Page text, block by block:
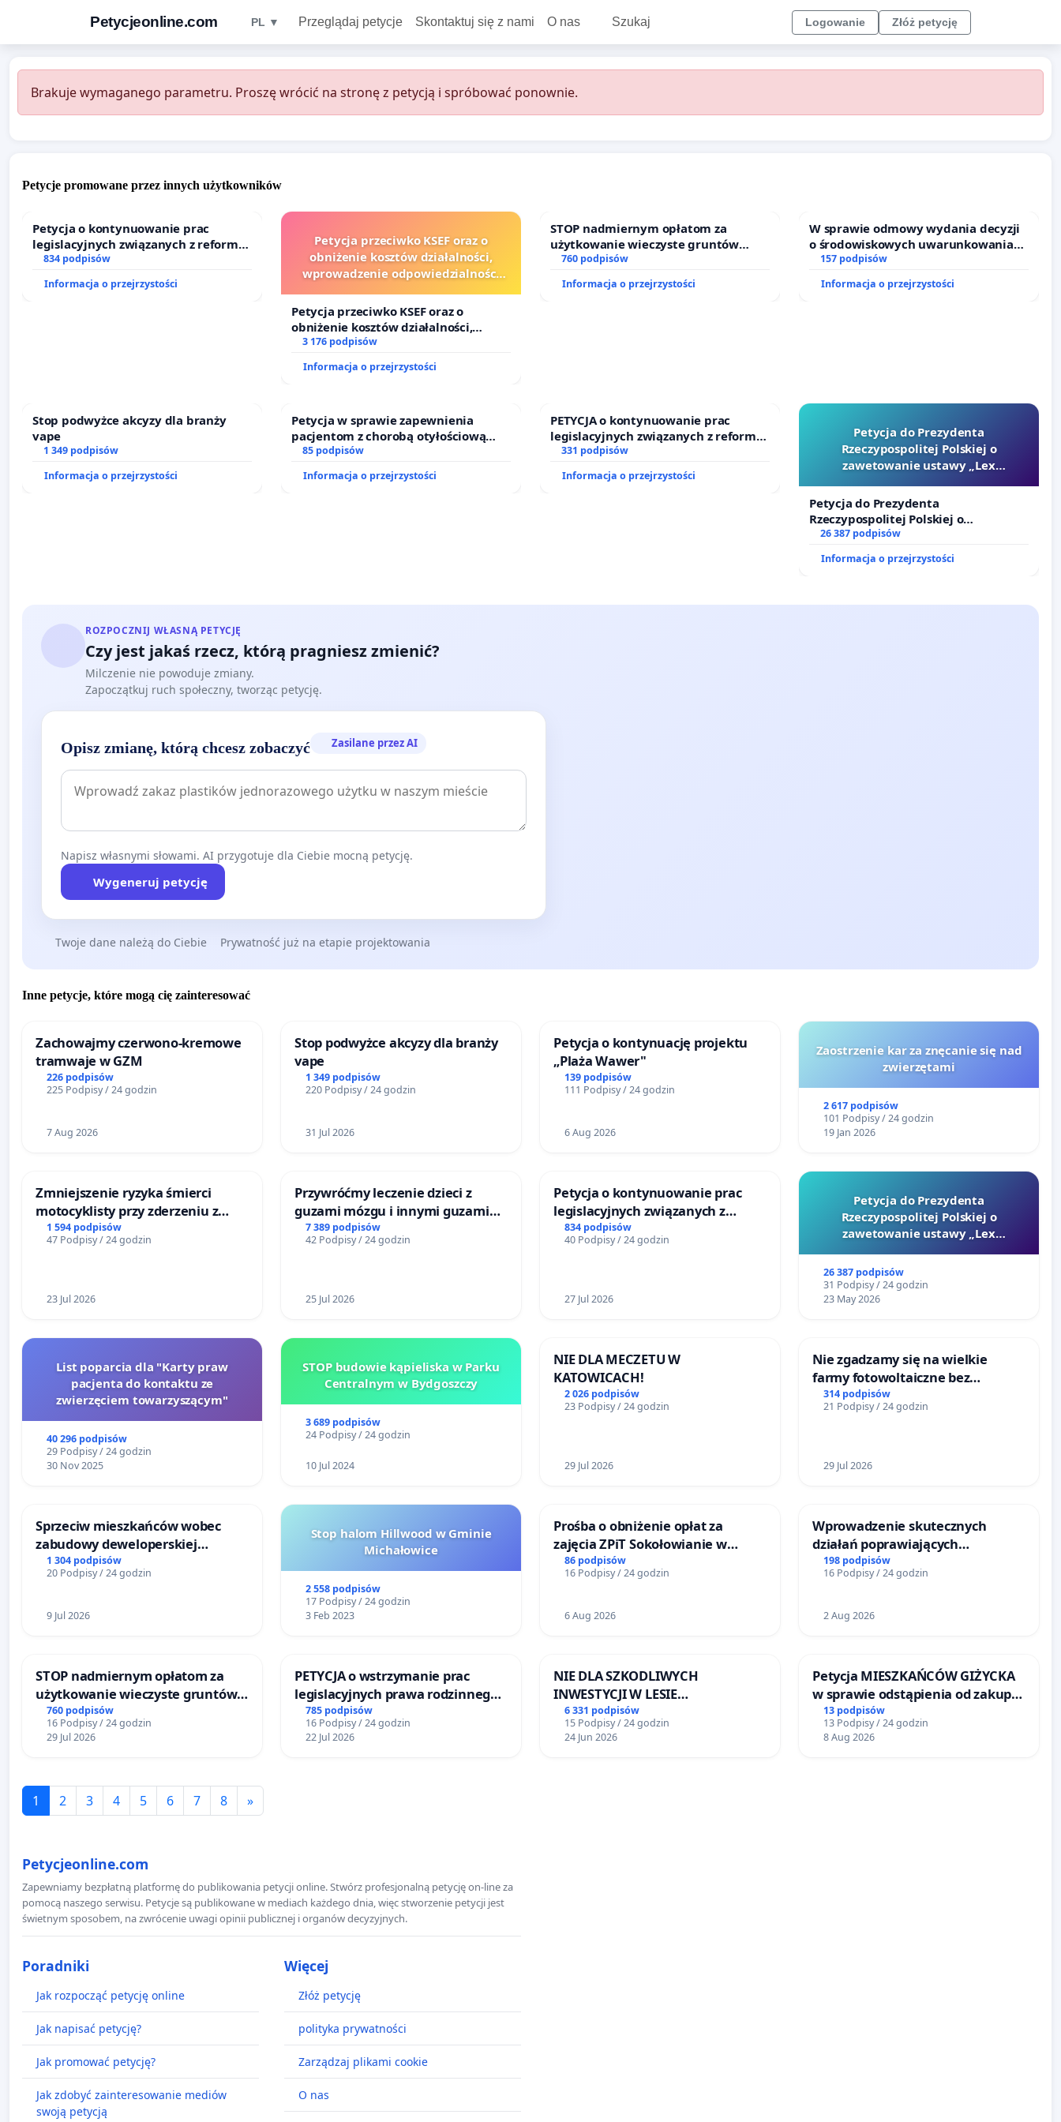
Petycjeonline.com PL ▼ Przeglądaj petycje Skontaktuj się z nami O nas Szukaj Logowanie Złóż petycję
Brakuje wymaganego parametru. Proszę wrócić na stronę z petycją i spróbować ponownie.
Petycje promowane przez innych użytkowników
Petycja o kontynuowanie prac
legislacyjnych związanych z reformą
prawa rodzinnego
834 podpisów
Informacja o przejrzystości
Petycja przeciwko KSEF oraz o
obniżenie kosztów działalności,
wprowadzenie odpowiedzialności
sędziów
Petycja przeciwko KSEF oraz o
obniżenie kosztów działalności,
wprowadzenie odpowiedzialności
finansowej kluczowych urzędników i
sędziów
3 176 podpisów
Informacja o przejrzystości
STOP nadmiernym opłatom za
użytkowanie wieczyste gruntów
zajmowanych przez rodzinne ogrody
działkowe.
760 podpisów
Informacja o przejrzystości
W sprawie odmowy wydania decyzji
o środowiskowych uwarunkowaniach
dla budowy zakładu wytwarzania
biometanu „Krynki” w Ostrowiu
Południowym oraz ochrony
157 podpisów
Informacja o przejrzystości
Stop podwyżce akcyzy dla branży
vape
1 349 podpisów
Informacja o przejrzystości
Petycja w sprawie zapewnienia
pacjentom z chorobą otyłościową
dostępu do kompleksowego leczenia
oraz programów profilaktycznych.
85 podpisów
Informacja o przejrzystości
PETYCJA o kontynuowanie prac
legislacyjnych związanych z reformą
prawa rodzinnego
331 podpisów
Informacja o przejrzystości
Petycja do Prezydenta
Rzeczypospolitej Polskiej o
zawetowanie ustawy „Lex
Petycja do Prezydenta
Rzeczypospolitej Polskiej o
zawetowanie ustawy „Lex Szarlatan”
26 387 podpisów
Informacja o przejrzystości
ROZPOCZNIJ WŁASNĄ PETYCJĘ
Czy jest jakaś rzecz, którą pragniesz zmienić?
Milczenie nie powoduje zmiany.
Zapoczątkuj ruch społeczny, tworząc petycję.
Opisz zmianę, którą chcesz zobaczyć Zasilane przez AI
Napisz własnymi słowami. AI przygotuje dla Ciebie mocną petycję.
Wygeneruj petycję
Twoje dane należą do Ciebie Prywatność już na etapie projektowania
Inne petycje, które mogą cię zainteresować
Zachowajmy czerwono-kremowe
tramwaje w GZM
226 podpisów
225 Podpisy / 24 godzin
7 Aug 2026
Stop podwyżce akcyzy dla branży
vape
1 349 podpisów
220 Podpisy / 24 godzin
31 Jul 2026
Petycja o kontynuację projektu
„Plaża Wawer"
139 podpisów
111 Podpisy / 24 godzin
6 Aug 2026
Zaostrzenie kar za znęcanie się nad
zwierzętami
2 617 podpisów
101 Podpisy / 24 godzin
19 Jan 2026
Zmniejszenie ryzyka śmierci
motocyklisty przy zderzeniu z
barierą energochłonną
1 594 podpisów
47 Podpisy / 24 godzin
23 Jul 2026
Przywróćmy leczenie dzieci z
guzami mózgu i innymi guzami
litymi do Górnośląskiego
Centrum Zdrowia Dziecka w
7 389 podpisów
42 Podpisy / 24 godzin
25 Jul 2026
Petycja o kontynuowanie prac
legislacyjnych związanych z
reformą prawa rodzinnego
834 podpisów
40 Podpisy / 24 godzin
27 Jul 2026
Petycja do Prezydenta
Rzeczypospolitej Polskiej o
zawetowanie ustawy „Lex
26 387 podpisów
31 Podpisy / 24 godzin
23 May 2026
List poparcia dla "Karty praw
pacjenta do kontaktu ze
zwierzęciem towarzyszącym"
40 296 podpisów
29 Podpisy / 24 godzin
30 Nov 2025
STOP budowie kąpieliska w Parku
Centralnym w Bydgoszczy
3 689 podpisów
24 Podpisy / 24 godzin
10 Jul 2024
NIE DLA MECZETU W
KATOWICACH!
2 026 podpisów
23 Podpisy / 24 godzin
29 Jul 2026
Nie zgadzamy się na wielkie
farmy fotowoltaiczne bez
rzetelnych analiz i akceptacji
mieszkańców
314 podpisów
21 Podpisy / 24 godzin
29 Jul 2026
Sprzeciw mieszkańców wobec
zabudowy deweloperskiej
terenow zielonych w rejonie
Bulwarów Straceńskich w Bielsku-
1 304 podpisów
20 Podpisy / 24 godzin
9 Jul 2026
Stop halom Hillwood w Gminie
Michałowice
2 558 podpisów
17 Podpisy / 24 godzin
3 Feb 2023
Prośba o obniżenie opłat za
zajęcia ZPiT Sokołowianie w
Sokołowskim Ośrodku Kultury
86 podpisów
16 Podpisy / 24 godzin
6 Aug 2026
Wprowadzenie skutecznych
działań poprawiających
bezpieczeństwo na ulicy
Żeromskiego w Otwocku
198 podpisów
16 Podpisy / 24 godzin
2 Aug 2026
STOP nadmiernym opłatom za
użytkowanie wieczyste gruntów
zajmowanych przez rodzinne
ogrody działkowe.
760 podpisów
16 Podpisy / 24 godzin
29 Jul 2026
PETYCJA o wstrzymanie prac
legislacyjnych prawa rodzinnego
narażających ofiary przemocy
785 podpisów
16 Podpisy / 24 godzin
22 Jul 2026
NIE DLA SZKODLIWYCH
INWESTYCJI W LESIE
ŁAGIEWNICKIM I ARTURÓWKU
6 331 podpisów
15 Podpisy / 24 godzin
24 Jun 2026
Petycja MIESZKAŃCÓW GIŻYCKA
w sprawie odstąpienia od zakupu
przez miasto Giżycko
nieruchomości położonej nad
jeziorem Niegocin
13 podpisów
13 Podpisy / 24 godzin
8 Aug 2026
1 2 3 4 5 6 7 8 »
Petycjeonline.com
Zapewniamy bezpłatną platformę do publikowania petycji online. Stwórz profesjonalną petycję on-line za
pomocą naszego serwisu. Petycje są publikowane w mediach każdego dnia, więc stworzenie petycji jest
świetnym sposobem, na zwrócenie uwagi opinii publicznej i organów decyzyjnych.
Poradniki
Jak rozpocząć petycję online
Jak napisać petycję?
Jak promować petycję?
Jak zdobyć zainteresowanie mediów
swoją petycją
Więcej
Złóż petycję
polityka prywatności
Zarządzaj plikami cookie
O nas